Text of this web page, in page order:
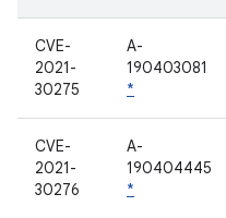
CVE-
2021-
30275
A-
190403081
*
CVE-
2021-
30276
A-
190404445
*